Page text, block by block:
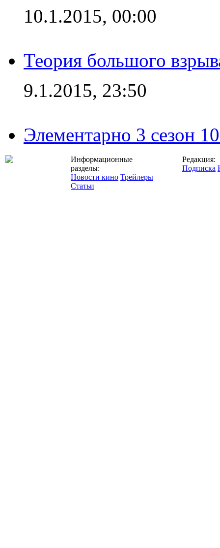
10.1.2015, 00:00
Теория большого
9.1.2015, 23:50
Элементарно 3 сезон
Информационные
разделы:
Новости кино Трейлеры
Статьи
Редакция:
Подписка